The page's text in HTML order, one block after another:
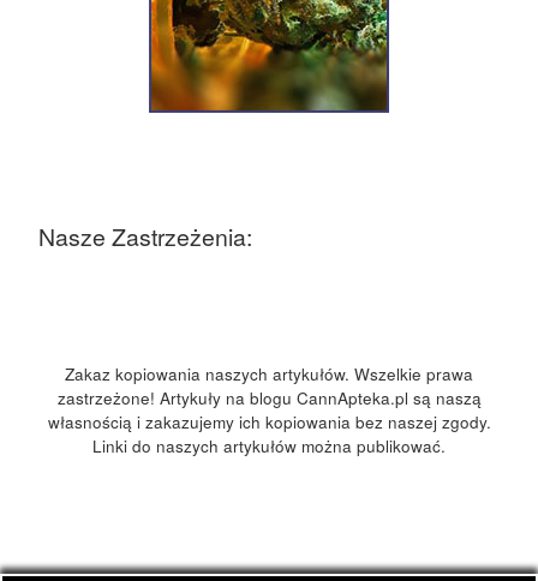
Nasze Zastrzeżenia:
Zakaz kopiowania naszych artykułów. Wszelkie prawa
zastrzeżone! Artykuły na blogu CannApteka.pl są naszą
własnością i zakazujemy ich kopiowania bez naszej zgody.
Linki do naszych artykułów można publikować.